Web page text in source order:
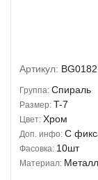
Артикул: BG0182
Группа: Спираль
Размер: T-7
Цвет: Хром
Доп. инфо: С
Фасовка: 10шт
Материал: Металл